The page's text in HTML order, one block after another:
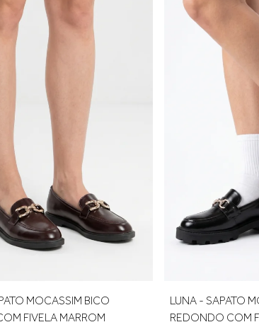
e adicione cerca de 0,5 cm de folga
troca é gratuita.
MOCASSIM BICO
FIVELA MARROM
LUNA - SAPATO
REDONDO COM